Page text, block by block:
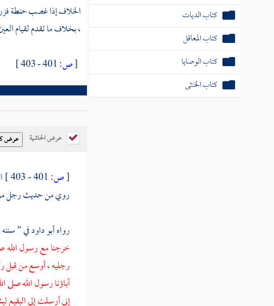
كتاب الديات
كتاب المعاقل
كتاب الوصايا
كتاب الخنثى
الخلاف إذا غصب حنطة
، بخلاف ما تقدم لقيام
[ص:
عرض الحاشية
[ص:
روي من حديث رجل
رواهأبو داودفي "
خرجنا مع رسول الله
رجليه ، أوسع من قبل
آباؤنا رسول الله صلى
إني أرسلت إلىالبقيع